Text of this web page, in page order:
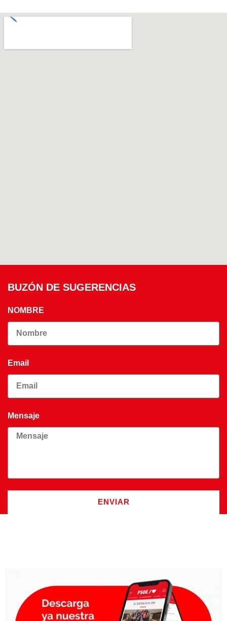
BUZÓN DE SUGERENCIAS
NOMBRE
Email
Mensaje
ENVIAR